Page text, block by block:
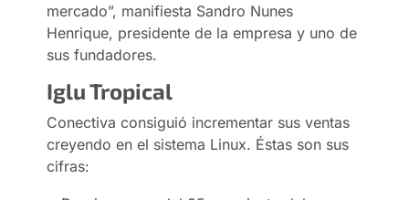
mercado”, manifiesta Sandro Nunes
Henrique, presidente de la empresa y uno de
sus fundadores.
Iglu Tropical
Conectiva consiguió incrementar sus ventas
creyendo en el sistema Linux. Éstas son sus
cifras: